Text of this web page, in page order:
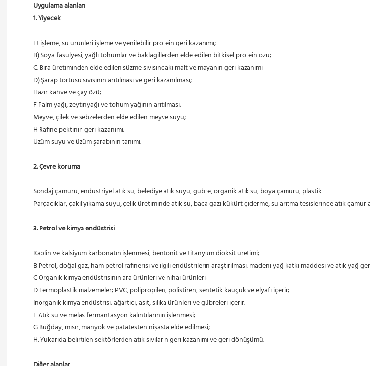
Uygulama alanları
1. Yiyecek
Et işleme, su ürünleri işleme ve yenilebilir protein geri kazanımı;
B) Soya fasulyesi, yağlı tohumlar ve baklagillerden elde edilen bitkisel protein özü;
C. Bira üretiminden elde edilen süzme sıvısındaki malt ve mayanın geri kazanımı
D) Şarap tortusu sıvısının arıtılması ve geri kazanılması;
Hazır kahve ve çay özü;
F Palm yağı, zeytinyağı ve tohum yağının arıtılması;
Meyve, çilek ve sebzelerden elde edilen meyve suyu;
H Rafine pektinin geri kazanımı;
Üzüm suyu ve üzüm şarabının tanımı.
2. Çevre koruma
Sondaj çamuru, endüstriyel atık su, belediye atık suyu, gübre, organik atık su, boya çamuru, plastik
Parçacıklar, çakıl yıkama suyu, çelik üretiminde atık su, baca gazı kükürt giderme, su arıtma tesislerinde atık çamur
3. Petrol ve kimya endüstrisi
Kaolin ve kalsiyum karbonatın işlenmesi, bentonit ve titanyum dioksit üretimi;
B Petrol, doğal gaz, ham petrol rafinerisi ve ilgili endüstrilerin araştırılması, madeni yağ katkı maddesi ve atık yağ
C Organik kimya endüstrisinin ara ürünleri ve nihai ürünleri;
D Termoplastik malzemeler; PVC, polipropilen, polistiren, sentetik kauçuk ve elyafı içerir;
İnorganik kimya endüstrisi; ağartıcı, asit, silika ürünleri ve gübreleri içerir.
F Atık su ve melas fermantasyon kalıntılarının işlenmesi;
G Buğday, mısır, manyok ve patatesten nişasta elde edilmesi;
H. Yukarıda belirtilen sektörlerden atık sıvıların geri kazanımı ve geri dönüşümü.